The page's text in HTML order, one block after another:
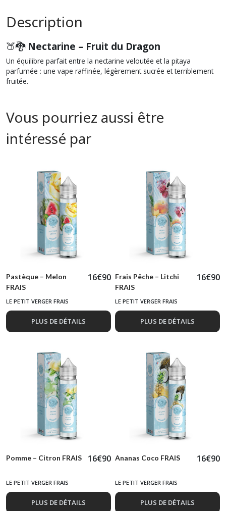
Description
🍑🐉 Nectarine – Fruit du Dragon
Un équilibre parfait entre la nectarine veloutée et la pitaya
parfumée : une vape raffinée, légèrement sucrée et terriblement
fruitée.
Vous pourriez aussi être
intéressé par
Pastèque – Melon
FRAIS
16€90
LE PETIT VERGER FRAIS
PLUS DE DÉTAILS
Frais Pêche – Litchi
FRAIS
16€90
LE PETIT VERGER FRAIS
PLUS DE DÉTAILS
Pomme – Citron FRAIS 16€90
LE PETIT VERGER FRAIS
PLUS DE DÉTAILS
Ananas Coco FRAIS 16€90
LE PETIT VERGER FRAIS
PLUS DE DÉTAILS